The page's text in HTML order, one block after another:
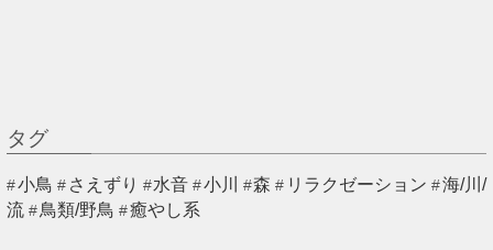
タグ
小鳥 さえずり 水音 小川 森 リラクゼーション
海/川/
流
鳥類/野鳥 癒やし系